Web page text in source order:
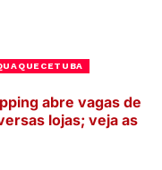
abre vagas de
lojas; veja as